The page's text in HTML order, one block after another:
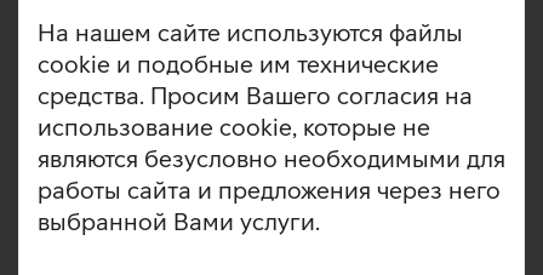
На нашем сайте используются файлы
cookie и подобные им технические
средства. Просим Вашего согласия на
использование cookie, которые не
являются безусловно необходимыми для
работы сайта и предложения через него
выбранной Вами услуги.